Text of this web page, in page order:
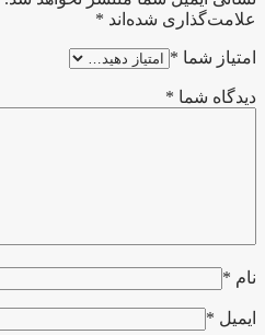
علامت‌گذاری شده‌اند *
امتیاز شما *
دیدگاه شما *
نام *
ایمیل *